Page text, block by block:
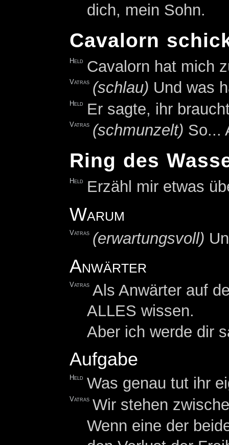
dich, mein Sohn.
Cavalorn
Held Cavalorn hat mich
Vatras (schlau) Und was
Held Er sagte, ihr
Vatras (schmunzelt) So...
Ring des
Held Erzähl mir etwas
Warum
Vatras (erwartungsvoll)
Anwärter
Vatras Als Anwärter auf
ALLES wissen.
Aber ich werde dir
Aufgabe
Held Was genau tut ihr
Vatras Wir stehen
Wenn eine der